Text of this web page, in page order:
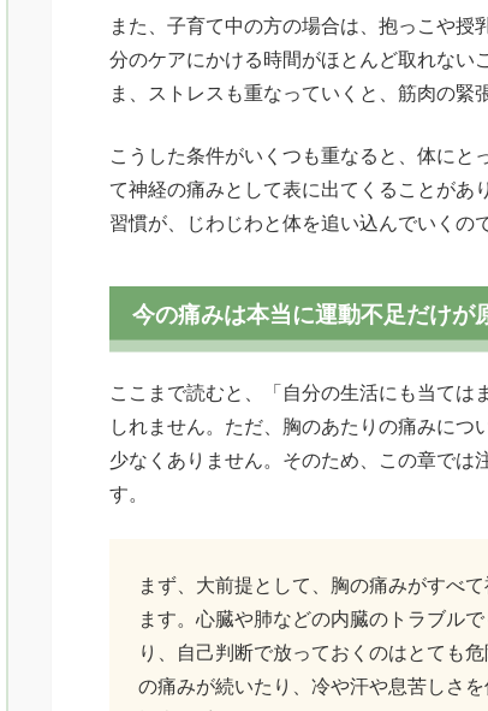
また、子育て中の方の場合は、抱っこや
分のケアにかける時間がほとんど取れない
ま、ストレスも重なっていくと、筋肉の緊
こうした条件がいくつも重なると、体に
て神経の痛みとして表に出てくることがあ
習慣が、じわじわと体を追い込んでいくので
今の痛みは本当に運動不足だけが
ここまで読むと、「自分の生活にも当て
しれません。ただ、胸のあたりの痛みに
少なくありません。そのため、この章では
す。
まず、大前提として、胸の痛みがすべ
ます。心臓や肺などの内臓のトラブル
り、自己判断で放っておくのはとても
の痛みが続いたり、冷や汗や息苦しさ